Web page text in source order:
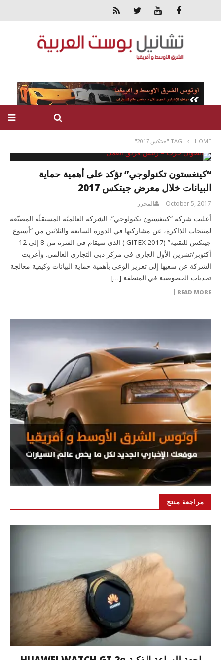
HOME TAG "جيتكس 2017"
“كينغستون تكنولوجي” تؤكد على أهمية حماية
البيانات خلال معرض جيتكس 2017
October 5, 2017 المحرر
أعلنت شركة “كينغستون تكنولوجي”، الشركة العالميّة المستقلّة المصنّعة
لمنتجات الذاكرة، عن مشاركتها في الدورة السابعة والثلاثين من “أسبوع
جيتكس للتقنية” (GITEX 2017 ) الذي سيقام في الفترة من 8 إلى 12
أكتوبر/تشرين الأول الجاري في مركز دبي التجاري العالمي. وأعربت
الشركة عن سعيها إلى تعزيز الوعي بأهمية حماية البيانات وكيفية معالجة
تحديات الخصوصية في المنطقة […]
READ MORE
مراجعة منتج